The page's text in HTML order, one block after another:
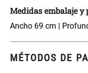
Medidas embalaje y
Ancho 69 cm |
MÉTODOS DE
Cama Nido Grande para
S/ 169.00 S/ 143.65